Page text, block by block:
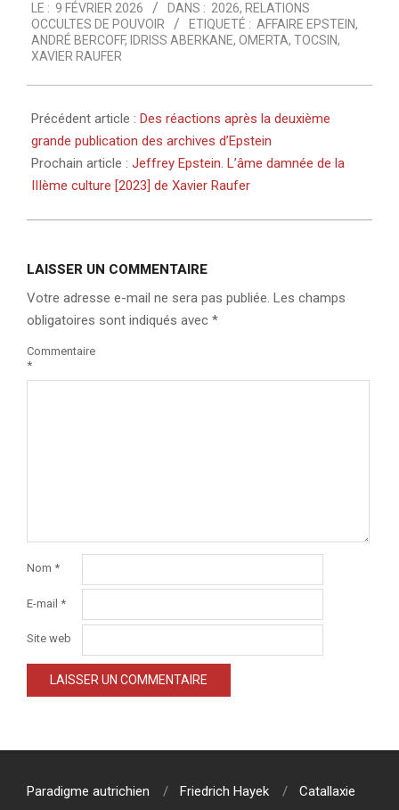
02-
09
LE : 9 FÉVRIER 2026 DANS : 2026, RELATIONS
OCCULTES DE POUVOIR
ETIQUETÉ : AFFAIRE EPSTEIN,
ANDRÉ BERCOFF, IDRISS ABERKANE, OMERTA, TOCSIN,
XAVIER RAUFER
Précédent article : Des réactions après la deuxième
grande publication des archives d’Epstein
Prochain article : Jeffrey Epstein. L’âme damnée de la
IIIème culture [2023] de Xavier Raufer
LAISSER UN COMMENTAIRE
Votre adresse e-mail ne sera pas publiée. Les champs
obligatoires sont indiqués avec *
Commentaire
*
Nom *
E-mail *
Site web
Paradigme autrichien Friedrich Hayek Catallaxie